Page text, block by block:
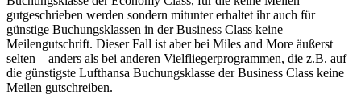
gutgeschrieben werden sondern mitunter erhaltet ihr auch für
günstige Buchungsklassen in der Business Class keine
Meilengutschrift. Dieser Fall ist aber bei Miles and More äußerst
selten – anders als bei anderen Vielfliegerprogrammen, die z.B. auf
die günstigste Lufthansa Buchungsklasse der Business Class keine
Meilen gutschreiben.